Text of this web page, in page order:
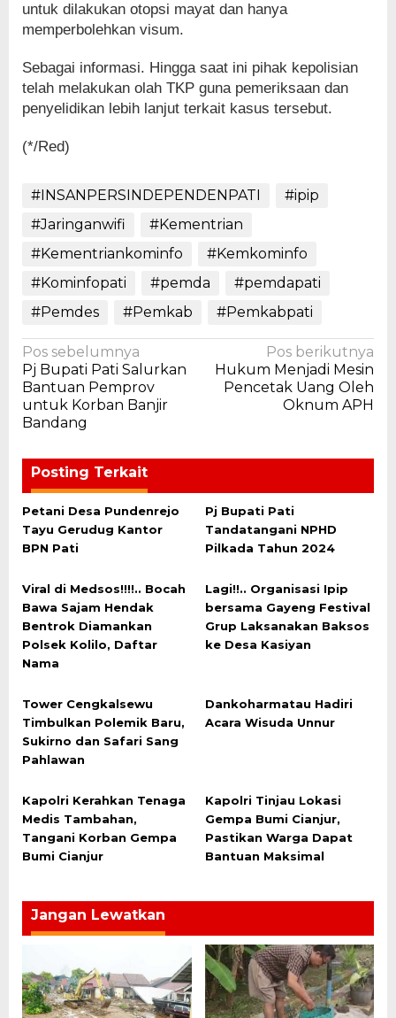
untuk dilakukan otopsi mayat dan hanya
memperbolehkan visum.
Sebagai informasi. Hingga saat ini pihak kepolisian
telah melakukan olah TKP guna pemeriksaan dan
penyelidikan lebih lanjut terkait kasus tersebut.
(*/Red)
#INSANPERSINDEPENDENPATI
#ipip
#Jaringanwifi
#Kementrian
#Kementriankominfo
#Kemkominfo
#Kominfopati
#pemda
#pemdapati
#Pemdes
#Pemkab #Pemkabpati
Navigasi
pos
Pos sebelumnya
Pj Bupati Pati Salurkan
Bantuan Pemprov
untuk Korban Banjir
Bandang
Pos berikutnya
Hukum Menjadi Mesin
Pencetak Uang Oleh
Oknum APH
Posting Terkait
Petani Desa Pundenrejo
Tayu Gerudug Kantor
BPN Pati
Pj Bupati Pati
Tandatangani NPHD
Pilkada Tahun 2024
Viral di Medsos!!!!.. Bocah
Bawa Sajam Hendak
Bentrok Diamankan
Polsek Kolilo, Daftar
Nama
Lagi!!.. Organisasi Ipip
bersama Gayeng Festival
Grup Laksanakan Baksos
ke Desa Kasiyan
Tower Cengkalsewu
Timbulkan Polemik Baru,
Sukirno dan Safari Sang
Pahlawan
Dankoharmatau Hadiri
Acara Wisuda Unnur
Kapolri Kerahkan Tenaga
Medis Tambahan,
Tangani Korban Gempa
Bumi Cianjur
Kapolri Tinjau Lokasi
Gempa Bumi Cianjur,
Pastikan Warga Dapat
Bantuan Maksimal
Jangan Lewatkan